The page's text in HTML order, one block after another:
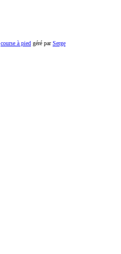
course à pied géré parSerge